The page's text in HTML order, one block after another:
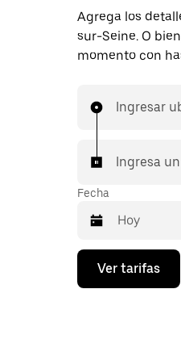
Agrega los
sur-Seine. O
momento con
Ingresar
Ingresa
Fecha
Presiona
flecha
Ver tarifas